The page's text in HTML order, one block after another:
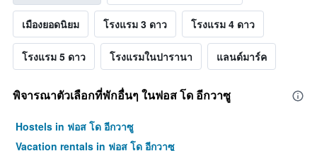
เมืองยอดนิยม โรงแรม 3 ดาว โรงแรม 4 ดาว
โรงแรม 5 ดาว โรงแรมในปารานา แลนด์มาร์ค
พิจารณาตัวเลือกที่พักอื่นๆ ในฟอส โด อีกวาซู
Hostels in ฟอส โด อีกวาซู
Vacation rentals in ฟอส โด อีกวาซู